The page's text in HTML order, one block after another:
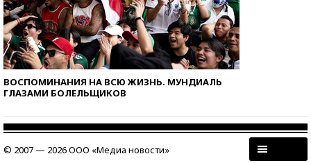
ВОСПОМИНАНИЯ НА ВСЮ ЖИЗНЬ. МУНДИАЛЬ
ГЛАЗАМИ БОЛЕЛЬЩИКОВ
© 2007 — 2026 ООО «Медиа новости»